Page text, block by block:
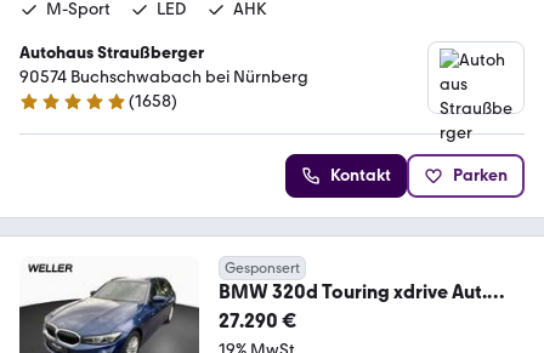
M-Sport
LED AHK
Autohaus Straußberger
90574 Buchschwabach bei Nürnberg
4.9 Sterne
(1658)
Kontakt Parken
Gesponsert
BMW 320d Touring xdrive Aut.
AHK,DAss,SHZ,LED,LiCo+
27.290 €